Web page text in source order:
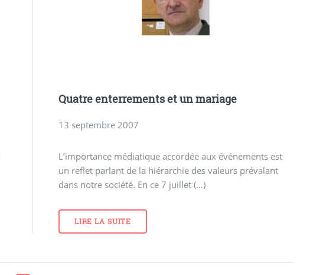
Quatre enterrements et un mariage
13 septembre 2007
L’importance médiatique accordée aux événements est
un reflet parlant de la hiérarchie des valeurs prévalant
dans notre société. En ce 7 juillet (…)
LIRE LA SUITE